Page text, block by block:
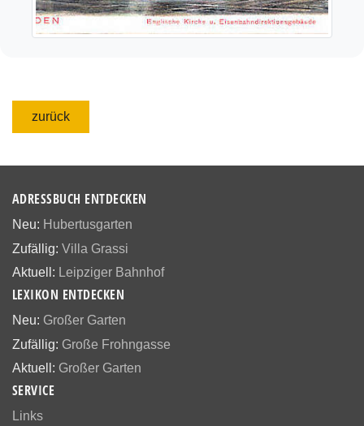
zurück
ADRESSBUCH ENTDECKEN
Neu: Hubertusgarten
Zufällig: Villa Grassi
Aktuell: Leipziger Bahnhof
LEXIKON ENTDECKEN
Neu: Großer Garten
Zufällig: Große Frohngasse
Aktuell: Großer Garten
SERVICE
Links